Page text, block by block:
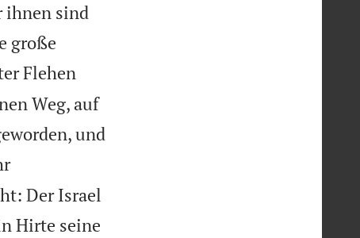
ihnen sind
große
Flehen
Weg, auf
und
Der Israel
Hirte seine